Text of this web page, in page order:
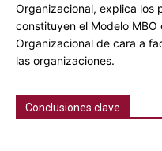
Organizacional, explica los
constituyen el Modelo MBO
Organizacional de cara a
las organizaciones.
Conclusiones clave